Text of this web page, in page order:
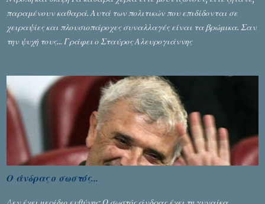
παραμένουν καθαρά. Αυτά των πολιτικών που επιδίδονται σε
χειραψίες και πλουσιοπάροχες συναλλαγές είναι τα βρώμικα. Σαν
την ψυχή τους... Γράφει ο Σταύρος Αλευρογιάννης
Ο άνδρας ο σωστός...